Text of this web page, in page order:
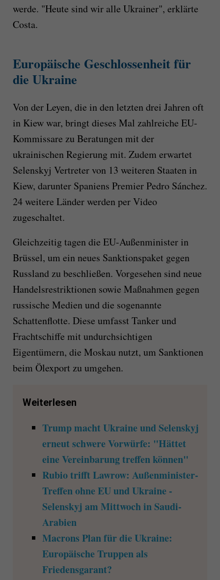
werde. "Heute sind wir alle Ukrainer", erklärte
Costa.
Europäische Geschlossenheit für
die Ukraine
Von der Leyen, die in den letzten drei Jahren oft
in Kiew war, bringt dieses Mal zahlreiche EU-
Kommissare zu Beratungen mit der
ukrainischen Regierung mit. Zudem erwartet
Selenskyj Vertreter von 13 weiteren Staaten in
Kiew, darunter Spaniens Premier Pedro Sánchez.
24 weitere Länder werden per Video
zugeschaltet.
Gleichzeitig tagen die EU-Außenminister in
Brüssel, um ein neues Sanktionspaket gegen
Russland zu beschließen. Vorgesehen sind neue
Handelsrestriktionen sowie Maßnahmen gegen
russische Medien und die sogenannte
Schattenflotte. Diese umfasst Tanker und
Frachtschiffe mit undurchsichtigen
Eigentümern, die Moskau nutzt, um Sanktionen
beim Ölexport zu umgehen.
Weiterlesen
Trump macht Ukraine und Selenskyj
erneut schwere Vorwürfe: "Hättet
eine Vereinbarung treffen können"
Rubio trifft Lawrow: Außenminister-
Treffen ohne EU und Ukraine -
Selenskyj am Mittwoch in Saudi-
Arabien
Macrons Plan für die Ukraine:
Europäische Truppen als
Friedensgarant?